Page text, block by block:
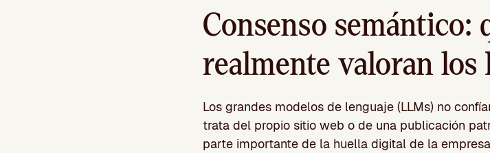
Consenso semántico:
realmente valoran los
Los grandes modelos de lenguaje (LLMs) no
trata del propio sitio web o de una publicación
parte importante de la huella digital de la